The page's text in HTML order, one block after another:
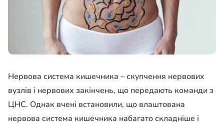
Нервова система кишечника – скупчення нервових
вузлів і нервових закінчень, що передають команди з
ЦНС. Однак вчені встановили, що влаштована
нервова система кишечника набагато складніше і